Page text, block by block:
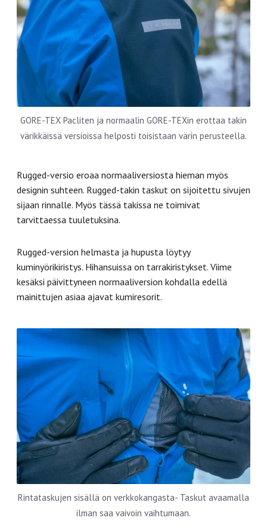
GORE-TEX Pacliten ja normaalin GORE-TEXin erottaa takin
värikkäissä versioissa helposti toisistaan värin perusteella.
Rugged-versio eroaa normaaliversiosta hieman myös
designin suhteen. Rugged-takin taskut on sijoitettu sivujen
sijaan rinnalle. Myös tässä takissa ne toimivat
tarvittaessa tuuletuksina.
Rugged-version helmasta ja hupusta löytyy
kuminyörikiristys. Hihansuissa on tarrakiristykset. Viime
kesäksi päivittyneen normaaliversion kohdalla edellä
mainittujen asiaa ajavat kumiresorit.
Rintataskujen sisällä on verkkokangasta- Taskut avaamalla
ilman saa vaivoin vaihtumaan.